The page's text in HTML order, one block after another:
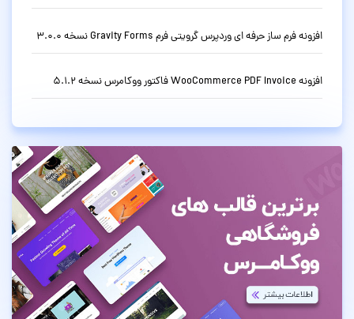
افزونه فرم ساز حرفه ای وردپرس گرویتی فرم Gravity Forms نسخه 3.0.0
افزونه WooCommerce PDF Invoice فاکتور ووکامرس نسخه 5.1.2